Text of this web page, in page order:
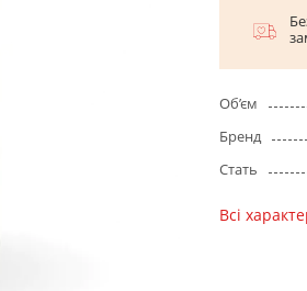
Об’єм
Бренд
Стать
Всі